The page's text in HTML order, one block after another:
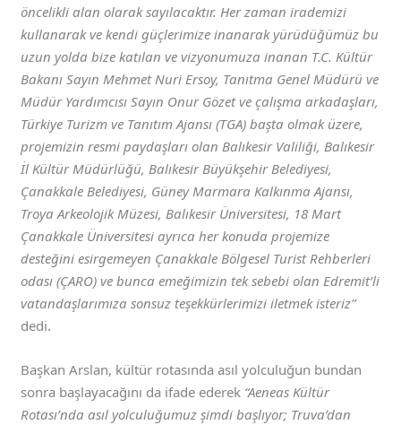
öncelikli alan olarak sayılacaktır. Her zaman irademizi
kullanarak ve kendi güçlerimize inanarak yürüdüğümüz bu
uzun yolda bize katılan ve vizyonumuza inanan T.C. Kültür
Bakanı Sayın Mehmet Nuri Ersoy, Tanıtma Genel Müdürü ve
Müdür Yardımcısı Sayın Onur Gözet ve çalışma arkadaşları,
Türkiye Turizm ve Tanıtım Ajansı (TGA) başta olmak üzere,
projemizin resmi paydaşları olan Balıkesir Valiliği, Balıkesir
İl Kültür Müdürlüğü, Balıkesir Büyükşehir Belediyesi,
Çanakkale Belediyesi, Güney Marmara Kalkınma Ajansı,
Troya Arkeolojik Müzesi, Balıkesir Üniversitesi, 18 Mart
Çanakkale Üniversitesi ayrıca her konuda projemize
desteğini esirgemeyen Çanakkale Bölgesel Turist Rehberleri
odası (ÇARO) ve bunca emeğimizin tek sebebi olan Edremit’li
vatandaşlarımıza sonsuz teşekkürlerimizi iletmek isteriz”
dedi.
Başkan Arslan, kültür rotasında asıl yolculuğun bundan
sonra başlayacağını da ifade ederek “Aeneas Kültür
Rotası’nda asıl yolculuğumuz şimdi başlıyor; Truva’dan